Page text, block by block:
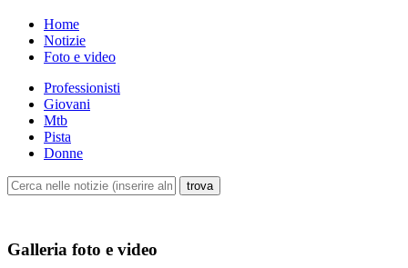
Home
Notizie
Foto e video
Professionisti
Giovani
Mtb
Pista
Donne
Galleria foto e video